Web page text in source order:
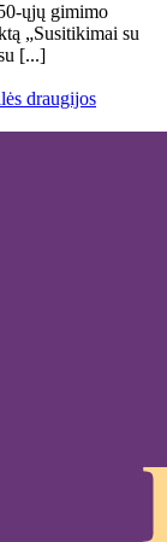
ųjų gimimo
„Susitikimai su
[...]
draugijos